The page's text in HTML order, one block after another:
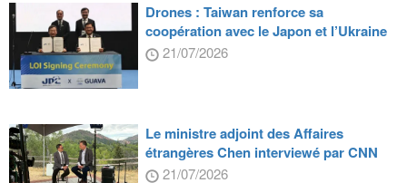
Drones : Taiwan renforce sa
coopération avec le Japon et l’Ukraine
21/07/2026
Le ministre adjoint des Affaires
étrangères Chen interviewé par CNN
21/07/2026